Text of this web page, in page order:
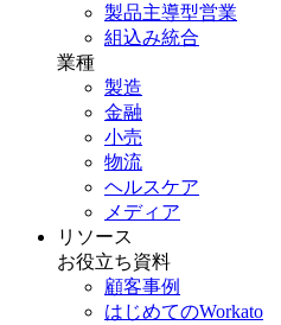
製品主導型営業
組込み統合
業種
製造
金融
小売
物流
ヘルスケア
メディア
リソース
お役立ち資料
顧客事例
はじめてのWorkato